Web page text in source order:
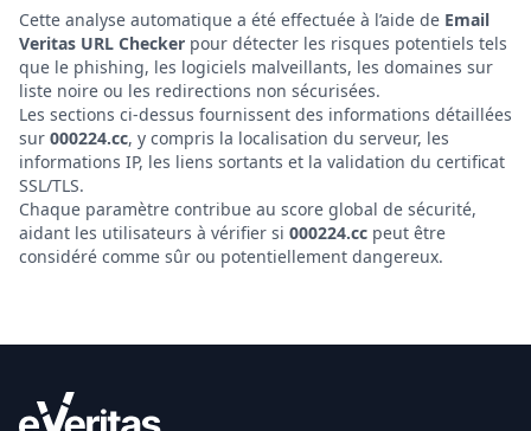
Cette analyse automatique a été effectuée à l’aide de Email
Veritas URL Checker pour détecter les risques potentiels tels
que le phishing, les logiciels malveillants, les domaines sur
liste noire ou les redirections non sécurisées.
Les sections ci-dessus fournissent des informations détaillées
sur 000224.cc, y compris la localisation du serveur, les
informations IP, les liens sortants et la validation du certificat
SSL/TLS.
Chaque paramètre contribue au score global de sécurité,
aidant les utilisateurs à vérifier si 000224.cc peut être
considéré comme sûr ou potentiellement dangereux.